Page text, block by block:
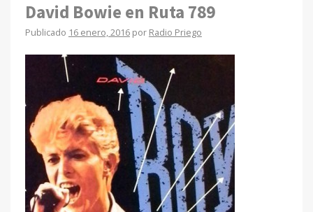
David Bowie en Ruta 789
Publicado 16 enero, 2016por Radio Priego